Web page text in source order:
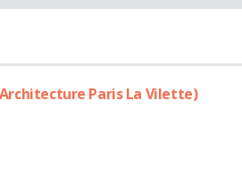
Architecture Paris La Vilette)